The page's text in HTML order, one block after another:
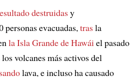
destruidasy
personas evacuadas,trasla
la Isla Grande de Hawáiel pasado
volcanes más activos del
lava, e incluso ha causado